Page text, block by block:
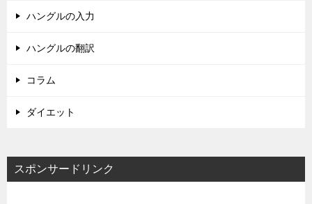
ハングルの入力
ハングルの翻訳
コラム
ダイエット
スポンサードリンク